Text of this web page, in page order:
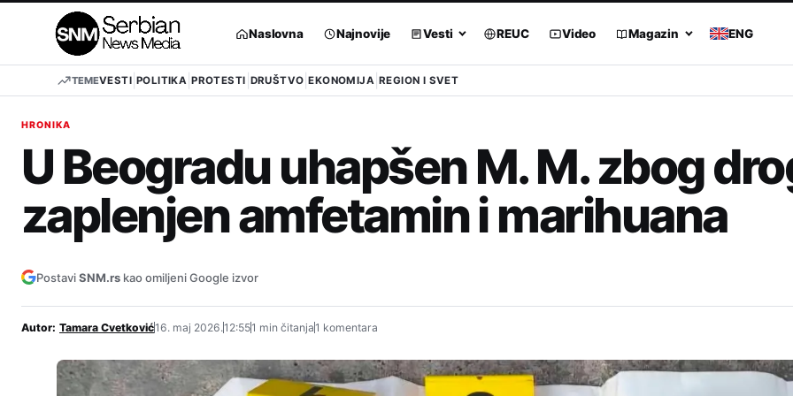
Naslovna Najnovije Vesti REUC Video Magazin ENG
TEMEVESTI POLITIKA PROTESTI DRUŠTVO EKONOMIJA REGION I SVET
HRONIKA
U Beogradu uhapšen M. M. zbog
zaplenjen amfetamin i marihuana
PostaviSNM.rs kao omiljeni Google izvor
Autor: Tamara Cvetković16. maj 2026.12:551 min čitanja1 komentara